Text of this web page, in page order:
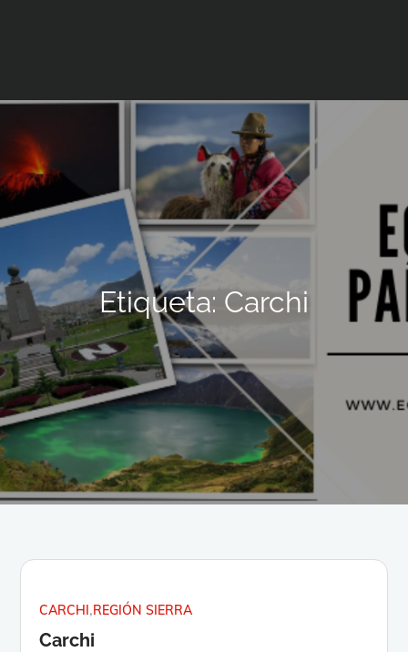
Etiqueta: Carchi
CARCHI REGIÓN SIERRA
Carchi